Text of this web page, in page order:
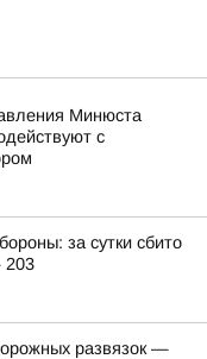
Минюста
с
за сутки сбито
203
развязок —